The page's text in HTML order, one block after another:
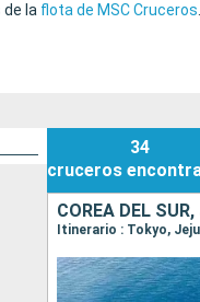
de la flota de MSC Cruceros
34
cruceros
COREA DEL
Itinerario : Tokyo,